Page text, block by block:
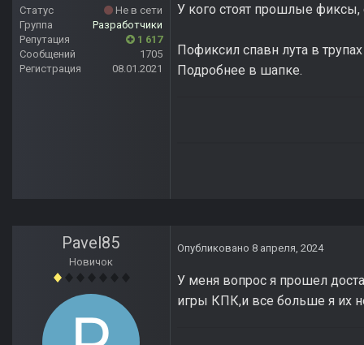
Статус
Не в сети
Группа
Разработчики
Репутация
1 617
Сообщений
1705
Регистрация
08.01.2021
У кого стоят прошлые фиксы,
Пофиксил спавн лута в
Подробнее в шапке.
Pavel85
Новичок
Опубликовано 8 апреля, 2024
У меня вопрос я прошел
игры КПК,и все больше я их